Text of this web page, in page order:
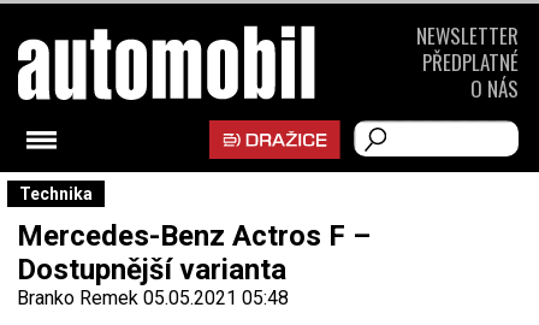
Technika
Mercedes-Benz Actros F –
Dostupnější varianta
Branko Remek 05.05.2021 05:48
NEWSLETTER
PŘEDPLATNÉ
O NÁS